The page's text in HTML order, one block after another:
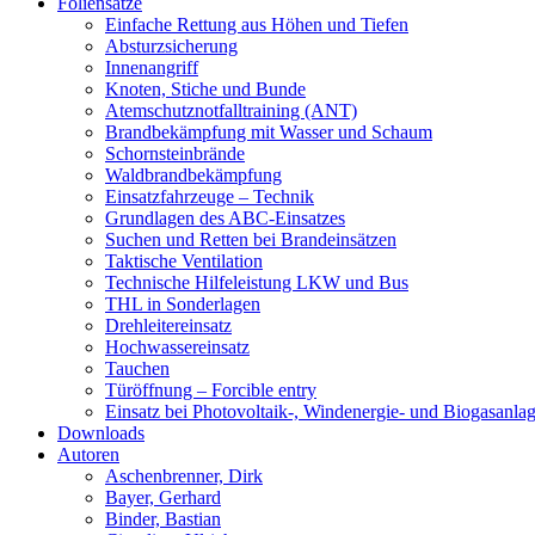
Einfache Rettung aus Höhen und Tiefen
Absturzsicherung
Innenangriff
Knoten, Stiche und Bunde
Atemschutznotfalltraining (ANT)
Brandbekämpfung mit Wasser und Schaum
Schornsteinbrände
Waldbrandbekämpfung
Einsatzfahrzeuge – Technik
Grundlagen des ABC-Einsatzes
Suchen und Retten bei Brandeinsätzen
Taktische Ventilation
Technische Hilfeleistung LKW und Bus
THL in Sonderlagen
Drehleitereinsatz
Hochwassereinsatz
Tauchen
Türöffnung – Forcible entry
Einsatz bei Photovoltaik-, Windenergie- und
Downloads
Autoren
Aschenbrenner, Dirk
Bayer, Gerhard
Binder, Bastian